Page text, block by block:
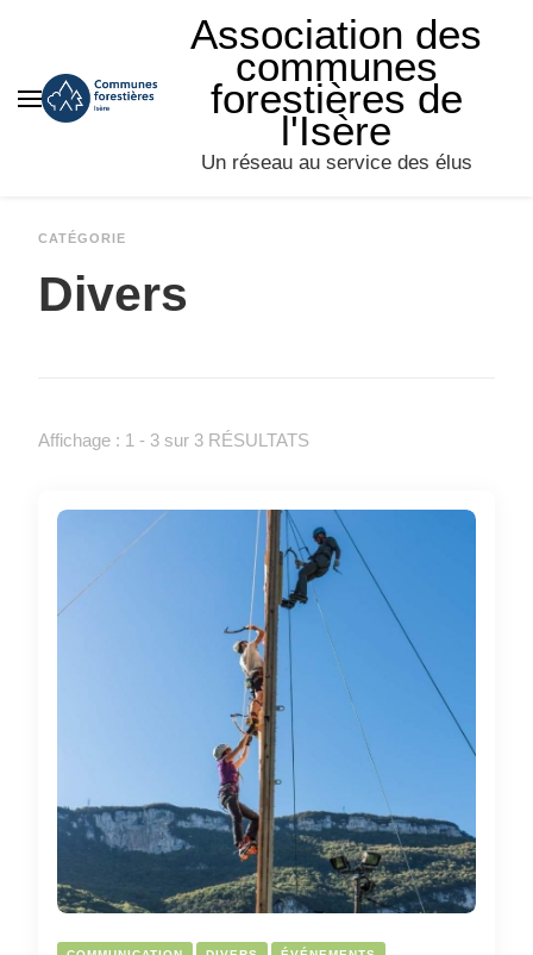
Association des
communes
forestières de
l'Isère
Un réseau au service des élus
CATÉGORIE
Divers
Affichage : 1 - 3 sur 3 RÉSULTATS